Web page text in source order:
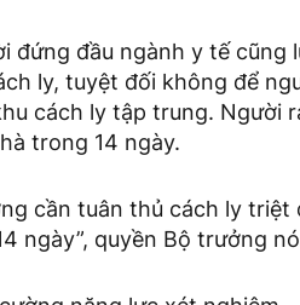
đứng đầu ngành y tế cũng
ly, tuyệt đối không để
cách ly tập trung. Người
trong 14 ngày.
cần tuân thủ cách ly
ngày”, quyền Bộ trưởng